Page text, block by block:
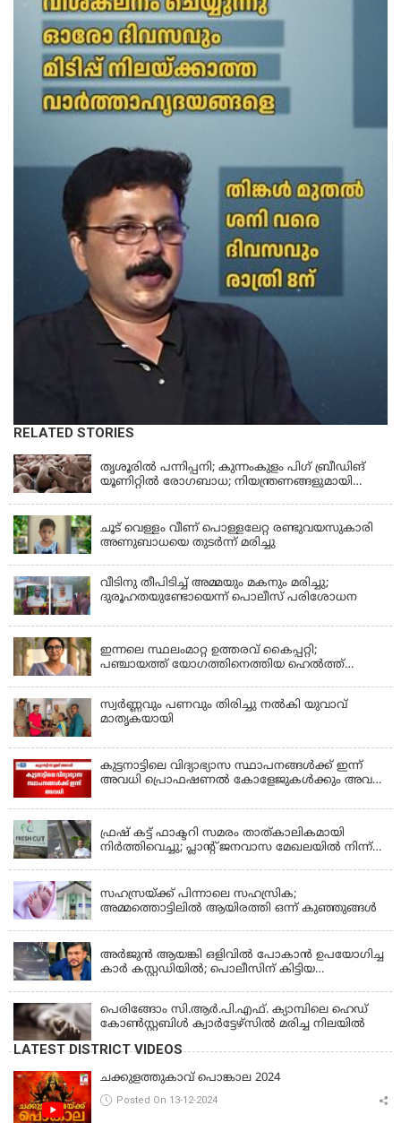
RELATED STORIES
KERALA
തൃശൂരിൽ പന്നിപ്പനി; കുന്നംകുളം പിഗ് ബ്രീഡിങ്
യൂണിറ്റിൽ രോഗബാധ; നിയന്ത്രണങ്ങളുമായി
ചൂട് വെള്ളം വീണ് പൊള്ളലേറ്റ രണ്ടുവയസുകാരി
അണുബാധയെ തുടർന്ന് മരിച്ചു
വീടിനു തീപിടിച്ച് അമ്മയും മകനും മരിച്ചു;
ദുരൂഹതയുണ്ടോയെന്ന് പൊലീസ് പരിശോധന
ഇന്നലെ സ്ഥലംമാറ്റ ഉത്തരവ് കൈപ്പറ്റി;
പഞ്ചായത്ത് യോഗത്തിനെത്തിയ ഹെല്‍ത്ത്
സ്വർണ്ണവും പണവും തിരിച്ചു നൽകി യുവാവ്
മാതൃകയായി
കുട്ടനാട്ടിലെ വിദ്യാഭ്യാസ സ്ഥാപനങ്ങൾക്ക് ഇന്ന്
അവധി പ്രൊഫഷണൽ കോളേജുകൾക്കും അവധി
ഫ്രഷ് കട്ട് ഫാക്ടറി സമരം താത്കാലികമായി
നിർത്തിവെച്ചു; പ്ലാൻ്റ് ജനവാസ മേഖലയിൽ നിന്ന്
സഹസ്രയ്ക്ക് പിന്നാലെ സഹസ്രിക;
അമ്മത്തൊട്ടിലില്‍ ആയിരത്തി ഒന്ന് കുഞ്ഞുങ്ങള്‍
അർജുൻ ആയങ്കി ഒളിവിൽ പോകാൻ ഉപയോഗിച്ച
കാർ കസ്റ്റഡിയിൽ; പൊലീസിന് കിട്ടിയ
പെരിങ്ങോം സി.ആർ.പി.എഫ്. ക്യാമ്പിലെ ഹെഡ്
കോൺസ്റ്റബിൾ ക്വാർട്ടേഴ്സിൽ മരിച്ച നിലയിൽ
LATEST DISTRICT VIDEOS
ചക്കുളത്തുകാവ് പൊങ്കാല 2024
Posted On 13-12-2024